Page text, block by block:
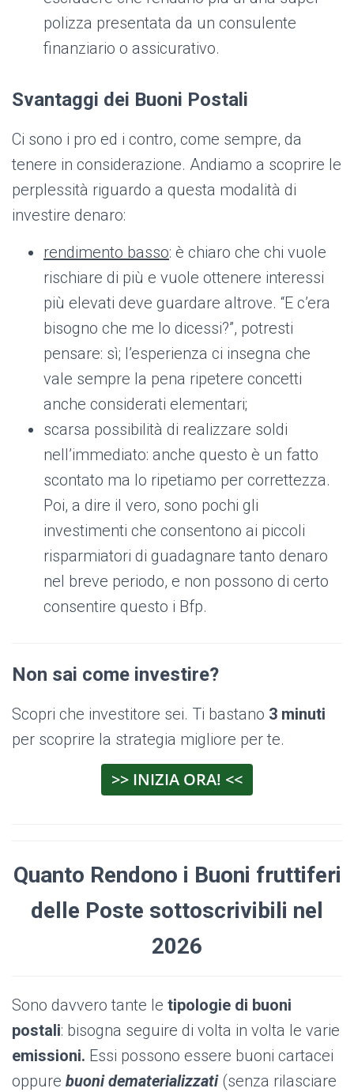
polizza presentata da un consulente
finanziario o assicurativo.
Svantaggi dei Buoni Postali
Ci sono i pro ed i contro, come sempre, da
tenere in considerazione. Andiamo a scoprire le
perplessità riguardo a questa modalità di
investire denaro:
rendimento basso: è chiaro che chi vuole
rischiare di più e vuole ottenere interessi
più elevati deve guardare altrove. “E c’era
bisogno che me lo dicessi?”, potresti
pensare: sì; l’esperienza ci insegna che
vale sempre la pena ripetere concetti
anche considerati elementari;
scarsa possibilità di realizzare soldi
nell’immediato: anche questo è un fatto
scontato ma lo ripetiamo per correttezza.
Poi, a dire il vero, sono pochi gli
investimenti che consentono ai piccoli
risparmiatori di guadagnare tanto denaro
nel breve periodo, e non possono di certo
consentire questo i Bfp.
Non sai come investire?
Scopri che investitore sei. Ti bastano 3 minuti
per scoprire la strategia migliore per te.
>> INIZIA ORA! <<
Quanto Rendono i Buoni fruttiferi
delle Poste sottoscrivibili nel
2026
Sono davvero tante le tipologie di buoni
postali: bisogna seguire di volta in volta le varie
emissioni. Essi possono essere buoni cartacei
oppure buoni dematerializzati(senza rilasciare